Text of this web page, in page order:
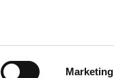
Marketing